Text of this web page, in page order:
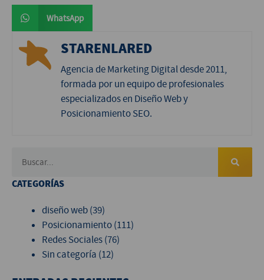
WhatsApp
STARENLARED
Agencia de Marketing Digital desde 2011,
formada por un equipo de profesionales
especializados en Diseño Web y
Posicionamiento SEO.
CATEGORÍAS
diseño web(39)
Posicionamiento(111)
Redes Sociales(76)
Sin categoría (12)